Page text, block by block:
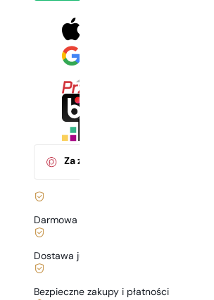
Za zakup tego produktu
Darmowa dostawa już
Dostawa już
Bezpieczne zakupy i płatności